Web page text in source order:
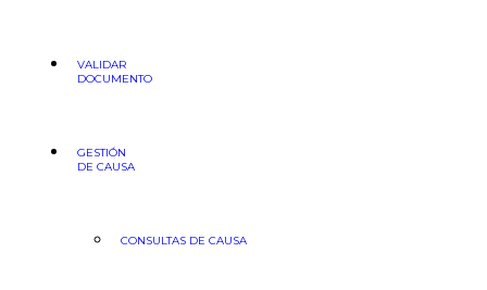
VALIDAR
DOCUMENTO
GESTIÓN
DE CAUSA
CONSULTAS DE CAUSA